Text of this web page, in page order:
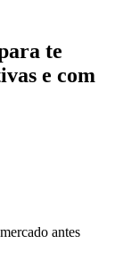
te
e com
antes